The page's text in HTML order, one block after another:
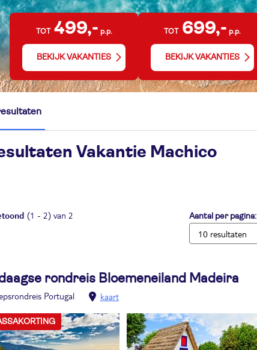
TOT 499,- p.p.
BEKIJK VAKANTIES
TOT 699,- p.p.
BEKIJK VAKANTIES
Vakantie Machico
(1 - 2) van 2 Aantal per pagina:
rondreis Bloemeneiland Madeira
Portugal kaart